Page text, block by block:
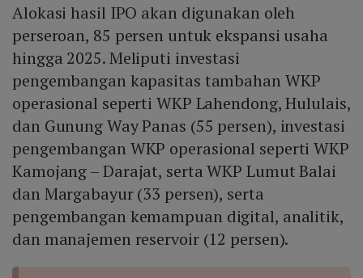
Alokasi hasil IPO akan digunakan oleh
perseroan, 85 persen untuk ekspansi usaha
hingga 2025. Meliputi investasi
pengembangan kapasitas tambahan WKP
operasional seperti WKP Lahendong, Hululais,
dan Gunung Way Panas (55 persen), investasi
pengembangan WKP operasional seperti WKP
Kamojang – Darajat, serta WKP Lumut Balai
dan Margabayur (33 persen), serta
pengembangan kemampuan digital, analitik,
dan manajemen reservoir (12 persen).